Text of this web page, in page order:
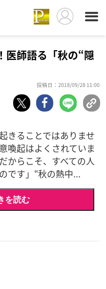
医師語る「秋の“隠
投稿日：2018/09/28 11:00
きることではありませ
喚起はよくされていま
からこそ、すべての人
です」“秋の熱中...
を読む